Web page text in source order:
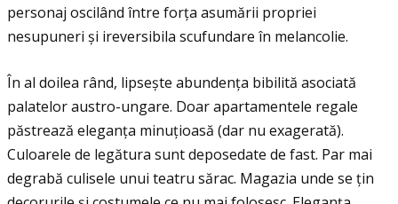
personaj oscilând între forţa asumării propriei
nesupuneri și ireversibila scufundare în melancolie.
În al doilea rând, lipsește abundenţa bibilită asociată
palatelor austro-ungare. Doar apartamentele regale
păstrează eleganţa minuţioasă (dar nu exagerată).
Culoarele de legătura sunt deposedate de fast. Par mai
degrabă culisele unui teatru sărac. Magazia unde se ţin